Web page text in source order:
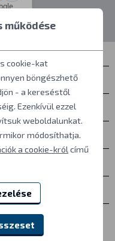
működése
cookie-kat
böngészhető
- a kereséstől
Ezenkívül ezzel
weboldalunkat.
módosíthatja.
a cookie-król című